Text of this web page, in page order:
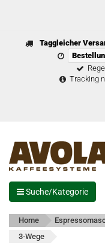
Taggleicher
Tracking
Suche/Kategorie
Home
3-Wege